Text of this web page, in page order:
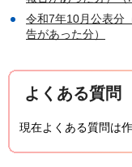
令和7年10月公表分
告があった分）
よくある質問
現在よくある質問は